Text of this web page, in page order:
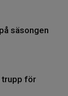
säsongen
trupp för